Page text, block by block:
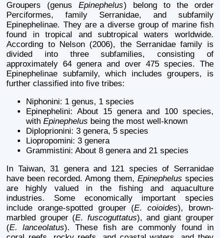
Groupers (genus Epinephelus) belong to the order
Perciformes, family Serranidae, and subfamily
Epinephelinae. They are a diverse group of marine fish
found in tropical and subtropical waters worldwide.
According to Nelson (2006), the Serranidae family is
divided into three subfamilies, consisting of
approximately 64 genera and over 475 species. The
Epinephelinae subfamily, which includes groupers, is
further classified into five tribes:
Niphonini: 1 genus, 1 species
Epinephelini: About 15 genera and 100 species,
withEpinephelus being the most well-known
Diploprionini: 3 genera, 5 species
Liopropomini: 3 genera
Grammistini: About 8 genera and 21 species
In Taiwan, 31 genera and 121 species of Serranidae
have been recorded. Among them, Epinephelus species
are highly valued in the fishing and aquaculture
industries. Some economically important species
include orange-spotted grouper (E. coioides), brown-
marbled grouper (E. fuscoguttatus), and giant grouper
(E.lanceolatus). These fish are commonly found in